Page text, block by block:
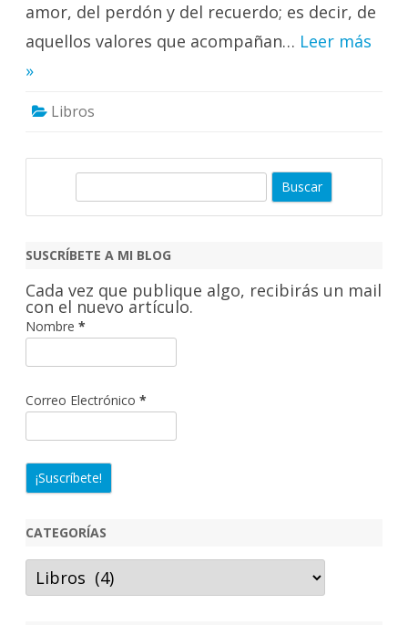
amor, del perdón y del recuerdo; es decir, de
aquellos valores que acompañan… Leer más
»
Libros
c
r
SUSCRÍBETE A MI BLOG
Cada vez que publique algo, recibirás un mail
con el nuevo artículo.
Nombre *
Correo Electrónico *
CATEGORÍAS
Categorías